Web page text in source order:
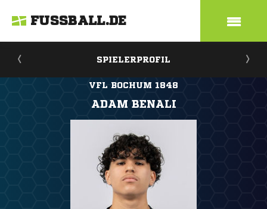
FUSSBALL.DE
SPIELERPROFIL
VFL BOCHUM 1848
ADAM BENALI